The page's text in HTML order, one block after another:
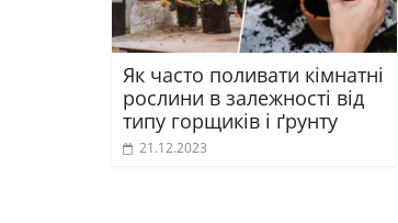
Як часто поливати кімнатні
рослини в залежності від
типу горщиків і ґрунту
21.12.2023